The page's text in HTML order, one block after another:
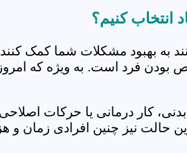
انتخاب کنیم؟
به بهبود مشکلات شما کمک
بودن فرد است. به ویژه که
کار درمانی یا حرکات
حالت نیز چنین افرادی زمان